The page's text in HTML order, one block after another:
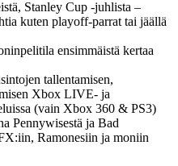
Stanley Cup -juhlista –
kuten playoff-parrat tai jäällä
ensimmäistä kertaa
tallentamisen,
Xbox LIVE- ja
(vain Xbox 360 & PS3)
Pennywisestä ja Bad
Ramonesiin ja moniin